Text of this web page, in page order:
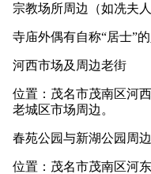
宗教场所周边（如冼夫
寺庙外偶有自称“居士”
河西市场及周边老街
位置：茂名市茂南区河
老城区市场周边。
春苑公园与新湖公园周
位置：茂名市茂南区河